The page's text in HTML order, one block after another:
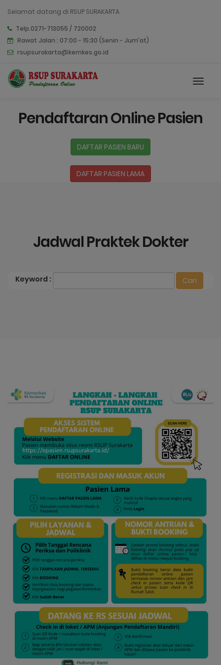
Selamat datang di RSUP SURAKARTA
Telp.0271-713055 / 720002
Rawat Jalan : 07:00 - 15:30 (Senin - Jum'at)
rsupsurakarta@kemkes.go.id
Pendaftaran Online Pasien
DAFTAR PASIEN BARU
DAFTAR PASIEN LAMA
Jadwal Praktek Dokter
Keyword :